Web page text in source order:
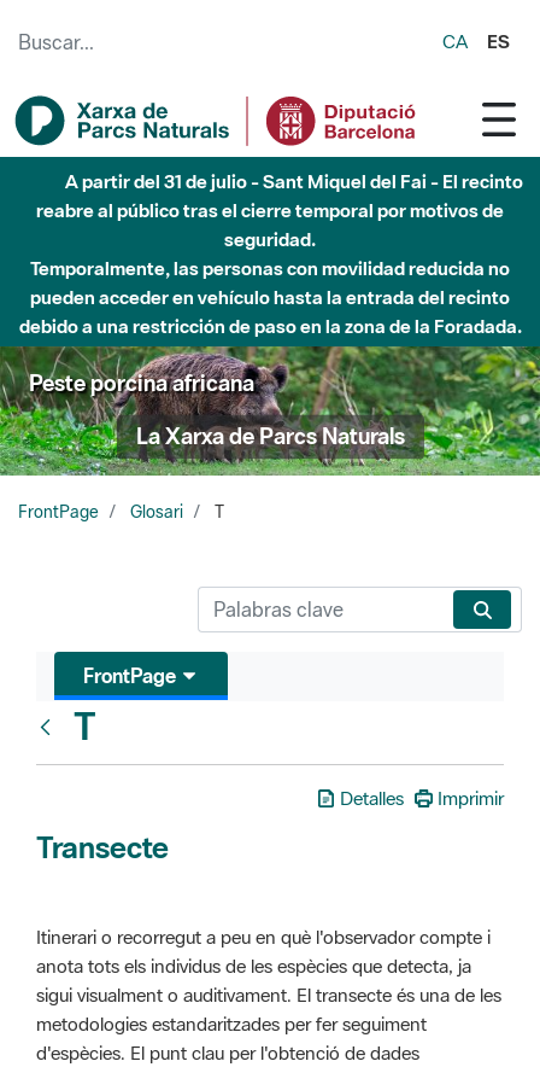
CA ES
A partir del 31 de julio - Sant Miquel del Fai - El recinto
reabre al público tras el cierre temporal por motivos de
seguridad.
Temporalmente, las personas con movilidad reducida no
pueden acceder en vehículo hasta la entrada del recinto
debido a una restricción de paso en la zona de la Foradada.
Peste porcina africana
La Xarxa de Parcs Naturals
FrontPage Glosari T
FrontPage
T
Detalles Imprimir
Transecte
Itinerari o recorregut a peu en què l'observador compte i
anota tots els individus de les espècies que detecta, ja
sigui visualment o auditivament. El transecte és una de les
metodologies estandaritzades per fer seguiment
d'espècies. El punt clau per l'obtenció de dades